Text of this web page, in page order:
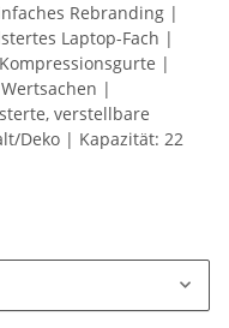
Rebranding |
Laptop-Fach |
|
|
verstellbare
Deko | Kapazität: 22